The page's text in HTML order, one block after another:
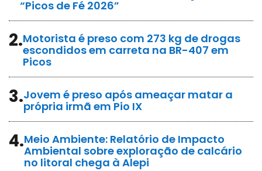
“Picos de Fé 2026”
2.Motorista é preso com 273 kg de drogas
escondidos em carreta na BR-407 em
Picos
3.Jovem é preso após ameaçar matar a
própria irmã em Pio IX
4.Meio Ambiente: Relatório de Impacto
Ambiental sobre exploração de calcário
no litoral chega à Alepi